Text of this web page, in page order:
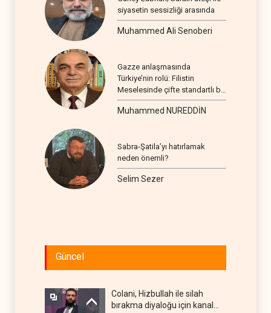
siyasetin sessizliği arasında
Muhammed Ali Senoberi
Gazze anlaşmasında
Türkiye’nin rolü: Filistin
Meselesinde çifte standartlı bir
seyir
Muhammed NUREDDİN
Sabra-Şatila’yı hatırlamak
neden önemli?
Selim Sezer
Güncel
Colani, Hizbullah ile silah
bırakma diyaloğu için kanal